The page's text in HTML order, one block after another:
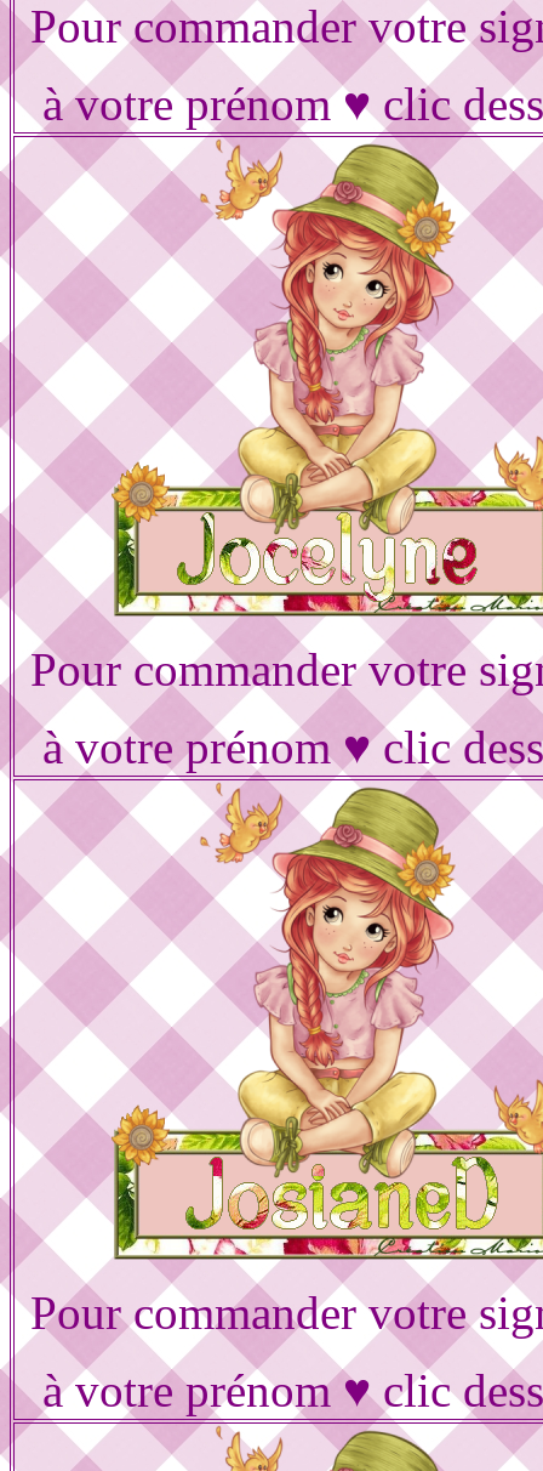
Pour commander votre
à votre prénom ♥ clic
Pour commander votre
à votre prénom ♥ clic
Pour commander votre
à votre prénom ♥ clic